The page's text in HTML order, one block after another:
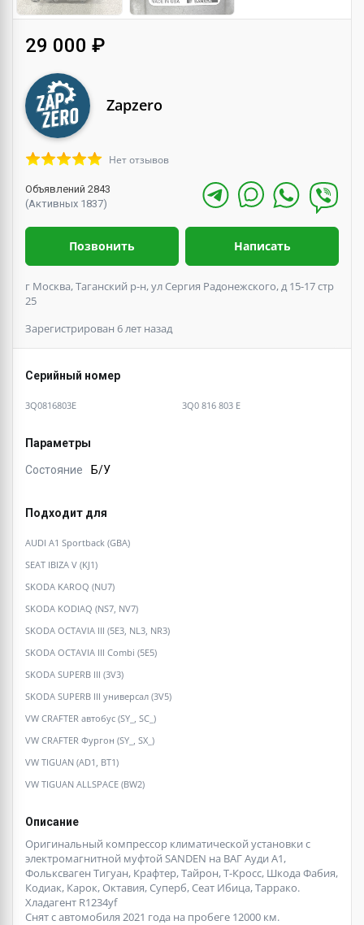
29 000 ₽
Zapzero
Нет отзывов
Объявлений 2843
(Активных 1837)
Позвонить Написать
г Москва, Таганский р-н, ул Сергия Радонежского, д 15-17 стр
25
Зарегистрирован 6 лет назад
Серийный номер
3Q0816803E 3Q0 816 803 E
Параметры
Состояние Б/У
Подходит для
AUDI A1 Sportback (GBA)
SEAT IBIZA V (KJ1)
SKODA KAROQ (NU7)
SKODA KODIAQ (NS7, NV7)
SKODA OCTAVIA III (5E3, NL3, NR3)
SKODA OCTAVIA III Combi (5E5)
SKODA SUPERB III (3V3)
SKODA SUPERB III универсал (3V5)
VW CRAFTER автобус (SY_, SC_)
VW CRAFTER Фургон (SY_, SX_)
VW TIGUAN (AD1, BT1)
VW TIGUAN ALLSPACE (BW2)
Описание
Оригинальный компрессор климатической установки с
электромагнитной муфтой SANDEN на ВАГ Ауди А1,
Фольксваген Тигуан, Крафтер, Тайрон, Т-Кросс, Шкода Фабия,
Кодиак, Карок, Октавия, Суперб, Сеат Ибица, Таррако.
Хладагент R1234yf
Снят с автомобиля 2021 года на пробеге 12000 км.